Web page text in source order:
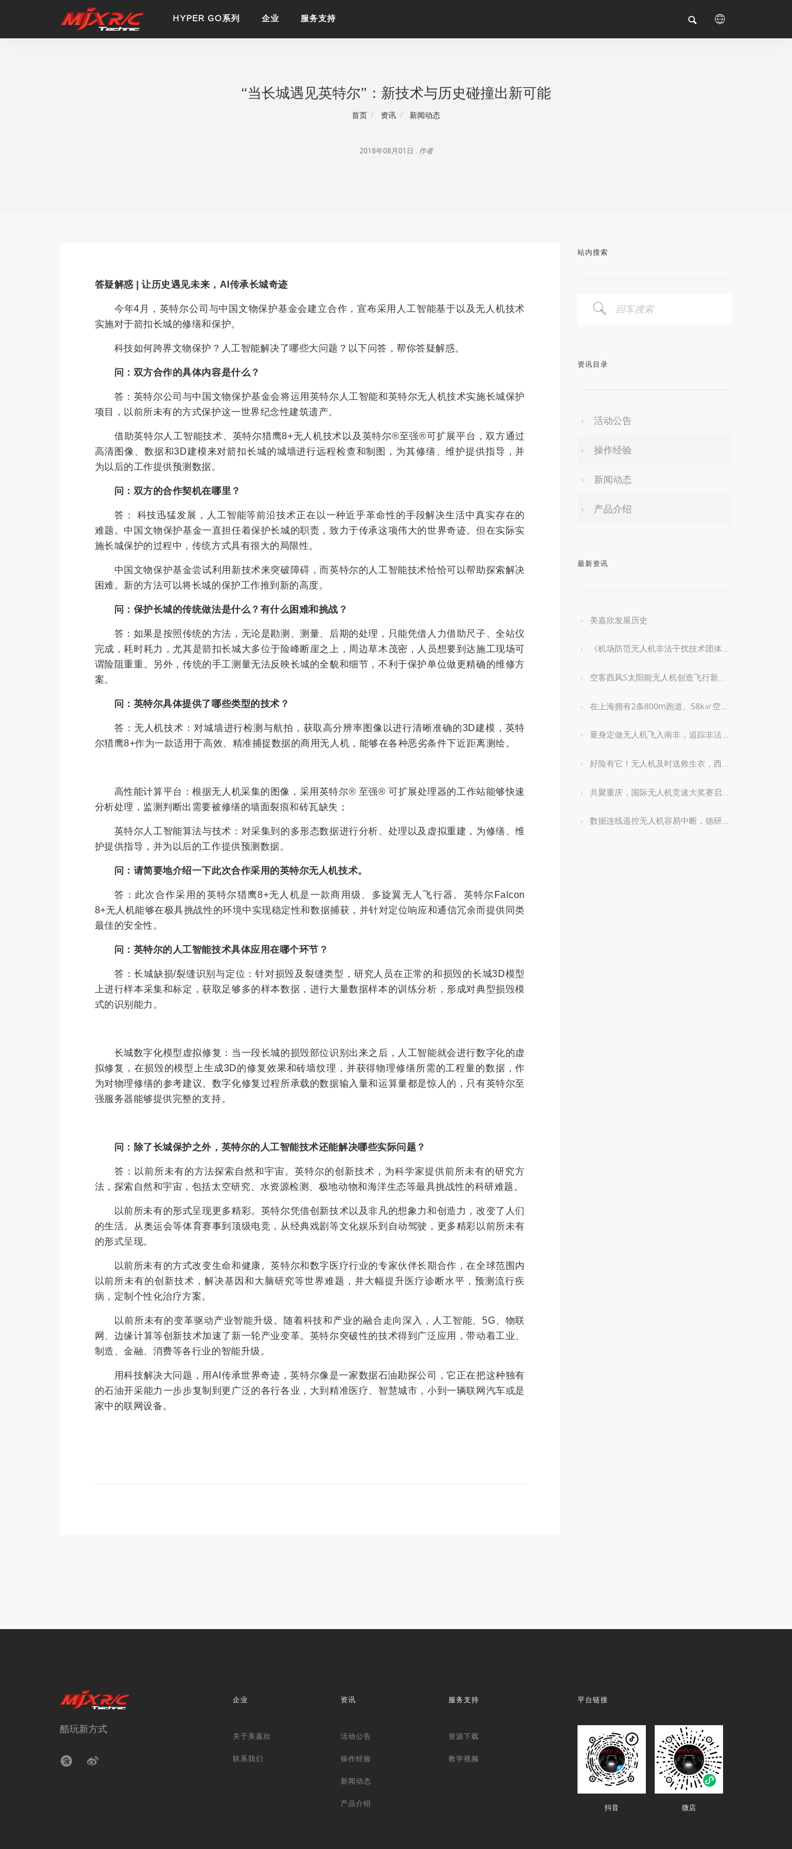
HYPER GO系列 企业 服务支持
“当长城遇见英特尔”：新技术与历史碰撞出新可能
首页 资讯 新闻动态
2018年08月01日 . 作者
答疑解惑 | 让历史遇见未来，AI传承长城奇迹
今年4月，英特尔公司与中国文物保护基金会建立合作，宣布采用人工智能基于以及无人机技术
实施对于箭扣长城的修缮和保护。
科技如何跨界文物保护？人工智能解决了哪些大问题？以下问答，帮你答疑解惑。
问：双方合作的具体内容是什么？
答：英特尔公司与中国文物保护基金会将运用英特尔人工智能和英特尔无人机技术实施长城保护
项目，以前所未有的方式保护这一世界纪念性建筑遗产。
借助英特尔人工智能技术、英特尔猎鹰8+无人机技术以及英特尔®至强®可扩展平台，双方通过
高清图像、数据和3D建模来对箭扣长城的城墙进行远程检查和制图，为其修缮、维护提供指导，并
为以后的工作提供预测数据。
问：双方的合作契机在哪里？
答： 科技迅猛发展，人工智能等前沿技术正在以一种近乎革命性的手段解决生活中真实存在的
难题。中国文物保护基金一直担任着保护长城的职责，致力于传承这项伟大的世界奇迹。但在实际实
施长城保护的过程中，传统方式具有很大的局限性。
中国文物保护基金尝试利用新技术来突破障碍，而英特尔的人工智能技术恰恰可以帮助探索解决
困难。新的方法可以将长城的保护工作推到新的高度。
问：保护长城的传统做法是什么？有什么困难和挑战？
答：如果是按照传统的方法，无论是勘测、测量、后期的处理，只能凭借人力借助尺子、全站仪
完成，耗时耗力，尤其是箭扣长城大多位于险峰断崖之上，周边草木茂密，人员想要到达施工现场可
谓险阻重重。另外，传统的手工测量无法反映长城的全貌和细节，不利于保护单位做更精确的维修方
案。
问：英特尔具体提供了哪些类型的技术？
答：无人机技术：对城墙进行检测与航拍，获取高分辨率图像以进行清晰准确的3D建模，英特
尔猎鹰8+作为一款适用于高效、精准捕捉数据的商用无人机，能够在各种恶劣条件下近距离测绘。
高性能计算平台：根据无人机采集的图像，采用英特尔® 至强® 可扩展处理器的工作站能够快速
分析处理，监测判断出需要被修缮的墙面裂痕和砖瓦缺失；
英特尔人工智能算法与技术：对采集到的多形态数据进行分析、处理以及虚拟重建，为修缮、维
护提供指导，并为以后的工作提供预测数据。
问：请简要地介绍一下此次合作采用的英特尔无人机技术。
答：此次合作采用的英特尔猎鹰8+无人机是一款商用级、多旋翼无人飞行器。英特尔Falcon
8+无人机能够在极具挑战性的环境中实现稳定性和数据捕获，并针对定位响应和通信冗余而提供同类
最佳的安全性。
问：英特尔的人工智能技术具体应用在哪个环节？
答：长城缺损/裂缝识别与定位：针对损毁及裂缝类型，研究人员在正常的和损毁的长城3D模型
上进行样本采集和标定，获取足够多的样本数据，进行大量数据样本的训练分析，形成对典型损毁模
式的识别能力。
长城数字化模型虚拟修复：当一段长城的损毁部位识别出来之后，人工智能就会进行数字化的虚
拟修复，在损毁的模型上生成3D的修复效果和砖墙纹理，并获得物理修缮所需的工程量的数据，作
为对物理修缮的参考建议。数字化修复过程所承载的数据输入量和运算量都是惊人的，只有英特尔至
强服务器能够提供完整的支持。
问：除了长城保护之外，英特尔的人工智能技术还能解决哪些实际问题？
答：以前所未有的方法探索自然和宇宙。英特尔的创新技术，为科学家提供前所未有的研究方
法，探索自然和宇宙，包括太空研究、水资源检测、极地动物和海洋生态等最具挑战性的科研难题。
以前所未有的形式呈现更多精彩。英特尔凭借创新技术以及非凡的想象力和创造力，改变了人们
的生活。从奥运会等体育赛事到顶级电竞，从经典戏剧等文化娱乐到自动驾驶，更多精彩以前所未有
的形式呈现。
以前所未有的方式改变生命和健康。英特尔和数字医疗行业的专家伙伴长期合作，在全球范围内
以前所未有的创新技术，解决基因和大脑研究等世界难题，并大幅提升医疗诊断水平，预测流行疾
病，定制个性化治疗方案。
以前所未有的变革驱动产业智能升级。随着科技和产业的融合走向深入，人工智能、5G、物联
网、边缘计算等创新技术加速了新一轮产业变革。英特尔突破性的技术得到广泛应用，带动着工业、
制造、金融、消费等各行业的智能升级。
用科技解决大问题，用AI传承世界奇迹，英特尔像是一家数据石油勘探公司，它正在把这种独有
的石油开采能力一步步复制到更广泛的各行各业，大到精准医疗、智慧城市，小到一辆联网汽车或是
家中的联网设备。
站内搜索
资讯目录
活动公告
操作经验
新闻动态
产品介绍
最新资讯
美嘉欣发展历史
《机场防范无人机非法干扰技术团体标准》启动编制
空客西风S太阳能无人机创造飞行新记录
在上海拥有2条800m跑道、58k㎡空域的无人机基地长啥样？
量身定做无人机飞入南非，追踪非法捕猎犀牛
好险有它！无人机及时送救生衣，西班牙泳滩救困怒海泳客
共聚重庆，国际无人机竞速大奖赛启动
数据连线遥控无人机容易中断，德研究所：改用语音频道更好
酷玩新方式
企业
关于美嘉欣
联系我们
资讯
活动公告
操作经验
新闻动态
产品介绍
服务支持
资源下载
教学视频
平台链接
抖音 微店